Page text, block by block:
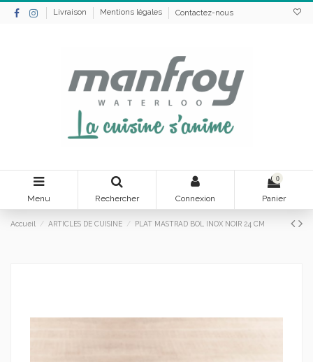
Livraison Mentions légales Contactez-nous
Menu Rechercher Connexion
0
Panier
Accueil ARTICLES DE CUISINE PLAT MASTRAD BOL INOX NOIR 24 CM